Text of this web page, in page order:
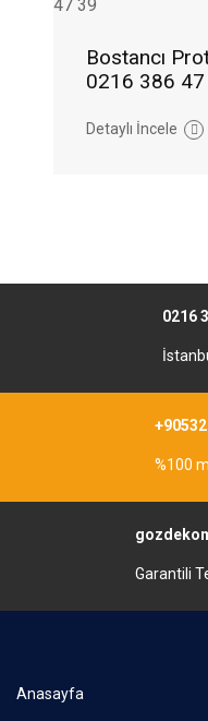
Bostancı
0216 386
Detaylı İncele
0216
%100
Garantili
Anasayfa